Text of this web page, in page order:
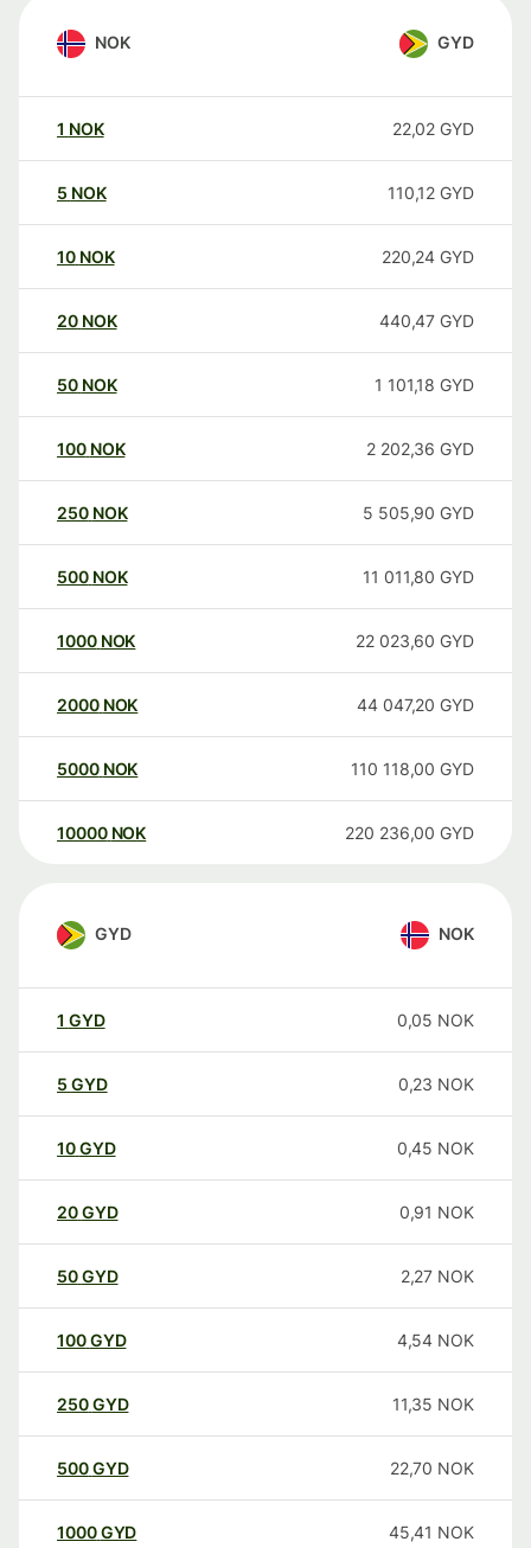
NOK GYD
1 NOK 22,02 GYD
5 NOK 110,12 GYD
10 NOK 220,24 GYD
20 NOK 440,47 GYD
50 NOK 1 101,18 GYD
100 NOK 2 202,36 GYD
250 NOK 5 505,90 GYD
500 NOK 11 011,80 GYD
1000 NOK 22 023,60 GYD
2000 NOK 44 047,20 GYD
5000 NOK 110 118,00 GYD
10000 NOK 220 236,00 GYD
GYD NOK
1 GYD 0,05 NOK
5 GYD 0,23 NOK
10GYD 0,45 NOK
20GYD 0,91 NOK
50GYD 2,27 NOK
100GYD 4,54 NOK
250GYD 11,35 NOK
500GYD 22,70 NOK
1000GYD 45,41 NOK